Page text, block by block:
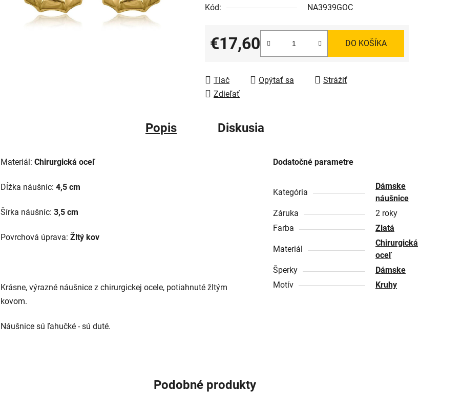
Kód:
NA3939GOC
€17,60
Jednotková cena:
DO KOŠÍKA
Tlač Opýtať sa
Strážiť
Zdieľať
Popis Diskusia
Materiál: Chirurgická oceľ
Dĺžka náušníc: 4,5 cm
Šírka náušníc: 3,5 cm
Povrchová úprava: Žltý kov
Krásne, výrazné náušnice z chirurgickej ocele, potiahnuté žltým
kovom.
Náušnice sú ľahučké - sú duté.
Dodatočné parametre
Kategória
Dámske
náušnice
Záruka
2 roky
Farba
Zlatá
Materiál
Chirurgická
oceľ
Šperky
Dámske
Motív
Kruhy
Podobné produkty